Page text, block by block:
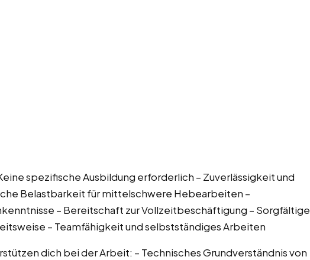
spezifische Ausbildung erforderlich – Zuverlässigkeit und
Belastbarkeit für mittelschwere Hebearbeiten –
– Bereitschaft zur Vollzeitbeschäftigung – Sorgfältige
– Teamfähigkeit und selbstständiges Arbeiten
dich bei der Arbeit: – Technisches Grundverständnis von